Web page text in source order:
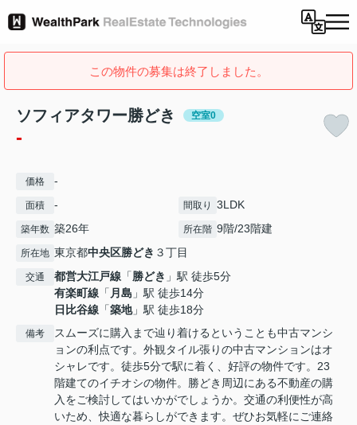
この物件の募集は終了しました。
ソフィアタワー勝どき 空室0
-
価格 -
面積 - 間取り 3LDK
築年数 築26年 所在階 9階/23階建
所在地 東京都中央区勝どき ３丁目
交通 都営大江戸線 「勝どき 」駅 徒歩5分
有楽町線 「 月島 」駅 徒歩14分
日比谷線 「築地」駅 徒歩18分
備考
スムーズに購入まで辿り着けるということも中古マンシ
ョンの利点です。外観タイル張りの中古マンションはオ
シャレです。徒歩5分で駅に着く、好評の物件です。23
階建てのイチオシの物件。勝どき周辺にある不動産の購
入をご検討してはいかがでしょうか。交通の利便性が高
いため、快適な暮らしができます。ぜひお気軽にご連絡